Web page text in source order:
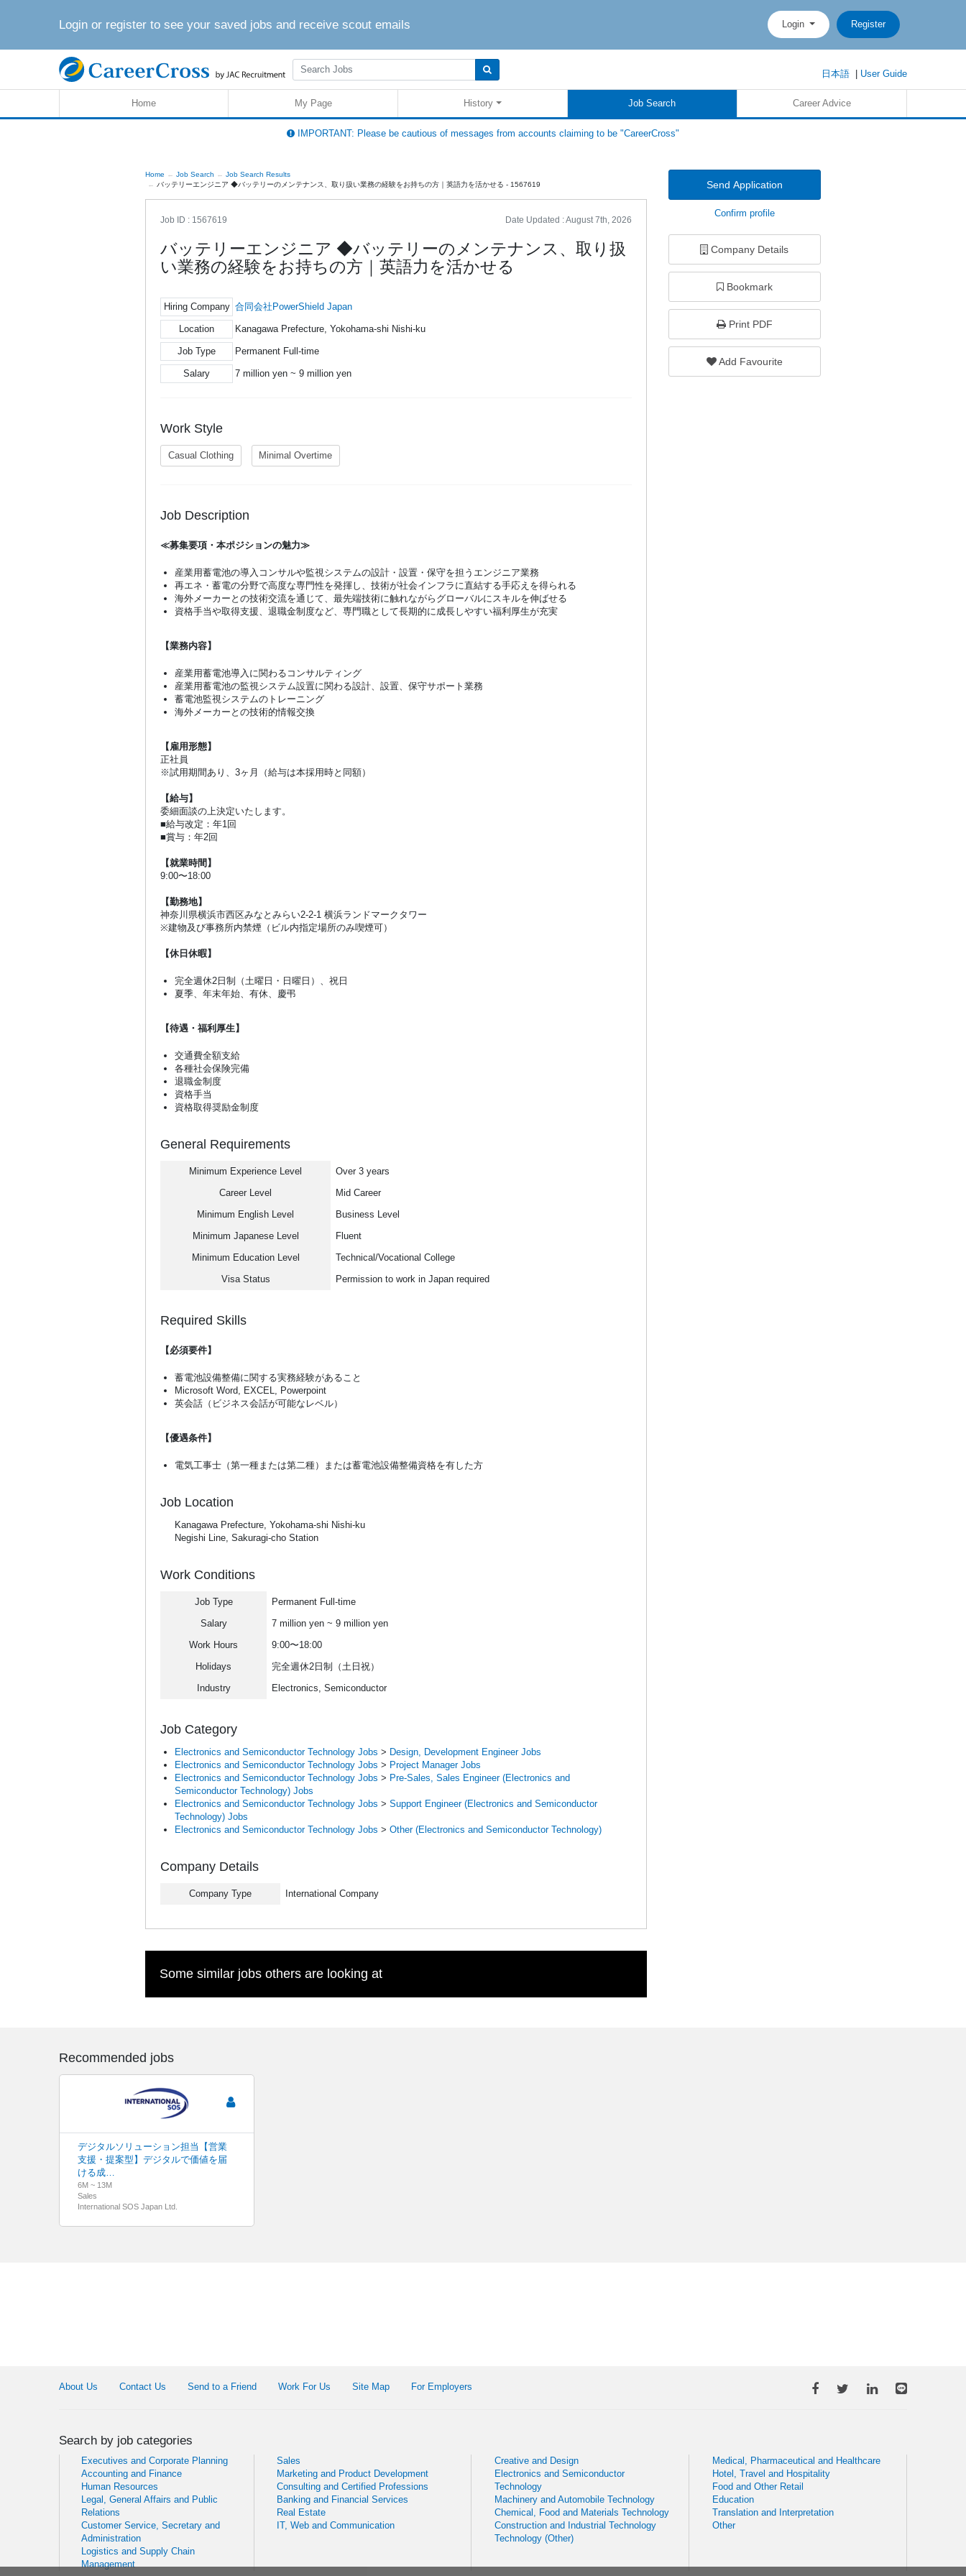
Login or register to see your saved jobs and receive scout emails Login Register
日本語| User Guide
Home My Page History Job Search Career Advice
IMPORTANT: Please be cautious of messages from accounts claiming to be "CareerCross"
Home Job Search
Job Search Results
バッテリーエンジニア ◆バッテリーのメンテナンス、取り扱い業務の経験をお持ちの方｜英語力を活かせる - 1567619
Job ID : 1567619 Date Updated :August 7th, 2026
バッテリーエンジニア ◆バッテリーのメンテナンス、取り扱
い業務の経験をお持ちの方｜英語力を活かせる
Hiring Company 合同会社PowerShield Japan
Location Kanagawa Prefecture, Yokohama-shi Nishi-ku
Job Type Permanent Full-time
Salary 7 million yen ~ 9 million yen
Work Style
Casual Clothing Minimal Overtime
Job Description
≪募集要項・本ポジションの魅力≫
産業用蓄電池の導入コンサルや監視システムの設計・設置・保守を担うエンジニア業務
再エネ・蓄電の分野で高度な専門性を発揮し、技術が社会インフラに直結する手応えを得られる
海外メーカーとの技術交流を通じて、最先端技術に触れながらグローバルにスキルを伸ばせる
資格手当や取得支援、退職金制度など、専門職として長期的に成長しやすい福利厚生が充実
【業務内容】
産業用蓄電池導入に関わるコンサルティング
産業用蓄電池の監視システム設置に関わる設計、設置、保守サポート業務
蓄電池監視システムのトレーニング
海外メーカーとの技術的情報交換
【雇用形態】
正社員
※試用期間あり、3ヶ月（給与は本採用時と同額）
【給与】
委細面談の上決定いたします。
■給与改定：年1回
■賞与：年2回
【就業時間】
9:00〜18:00
【勤務地】
神奈川県横浜市西区みなとみらい2-2-1 横浜ランドマークタワー
※建物及び事務所内禁煙（ビル内指定場所のみ喫煙可）
【休日休暇】
完全週休2日制（土曜日・日曜日）、祝日
夏季、年末年始、有休、慶弔
【待遇・福利厚生】
交通費全額支給
各種社会保険完備
退職金制度
資格手当
資格取得奨励金制度
General Requirements
Minimum Experience Level
Over 3 years
Career Level
Mid Career
Minimum English Level
Business Level
Minimum Japanese Level
Fluent
Minimum Education Level
Technical/Vocational College
Visa Status
Permission to work in Japan required
Required Skills
【必須要件】
蓄電池設備整備に関する実務経験があること
Microsoft Word, EXCEL, Powerpoint
英会話（ビジネス会話が可能なレベル）
【優遇条件】
電気工事士（第一種または第二種）または蓄電池設備整備資格を有した方
Job Location
Kanagawa Prefecture, Yokohama-shi Nishi-ku
Negishi Line, Sakuragi-cho Station
Work Conditions
Job Type
Permanent Full-time
Salary
7 million yen ~ 9 million yen
Work Hours
9:00〜18:00
Holidays
完全週休2日制（土日祝）
Industry
Electronics, Semiconductor
Job Category
Electronics and Semiconductor Technology Jobs > Design, Development Engineer Jobs
Electronics and Semiconductor Technology Jobs > Project Manager Jobs
Electronics and Semiconductor Technology Jobs > Pre-Sales, Sales Engineer (Electronics and
Semiconductor Technology) Jobs
Electronics and Semiconductor Technology Jobs > Support Engineer (Electronics and Semiconductor
Technology) Jobs
Electronics and Semiconductor Technology Jobs > Other (Electronics and Semiconductor Technology)
Company Details
Company Type International Company
Some similar jobs others are looking at
Send Application
Confirm profile
Company Details
Bookmark
Print PDF
Add Favourite
Recommended jobs
デジタルソリューション担当【営業
支援・提案型】デジタルで価値を届
ける成…
6M ~ 13M
Sales
International SOS Japan Ltd.
About Us Contact Us Send to a Friend Work For Us Site Map For Employers
Search by job categories
Executives and Corporate Planning
Accounting and Finance
Human Resources
Legal, General Affairs and Public
Relations
Customer Service, Secretary and
Administration
Logistics and Supply Chain
Management
Sales
Marketing and Product Development
Consulting and Certified Professions
Banking and Financial Services
Real Estate
IT, Web and Communication
Creative and Design
Electronics and Semiconductor
Technology
Machinery and Automobile Technology
Chemical, Food and Materials Technology
Construction and Industrial Technology
Technology (Other)
Medical, Pharmaceutical and Healthcare
Hotel, Travel and Hospitality
Food and Other Retail
Education
Translation and Interpretation
Other